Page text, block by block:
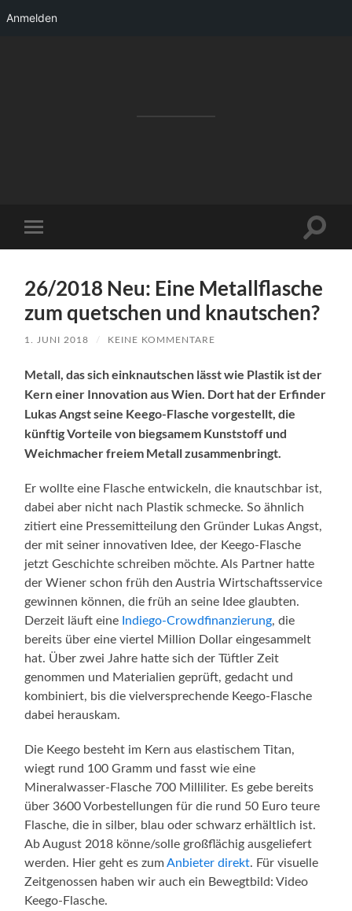
Anmelden
Menü
26/2018 Neu: Eine Metallflasche
zum quetschen und knautschen?
1. JUNI 2018 / KEINE KOMMENTARE
Metall, das sich einknautschen lässt wie Plastik ist der
Kern einer Innovation aus Wien. Dort hat der Erfinder
Lukas Angst seine Keego-Flasche vorgestellt, die
künftig Vorteile von biegsamem Kunststoff und
Weichmacher freiem Metall zusammenbringt.
Er wollte eine Flasche entwickeln, die knautschbar ist,
dabei aber nicht nach Plastik schmecke. So ähnlich
zitiert eine Pressemitteilung den Gründer Lukas Angst,
der mit seiner innovativen Idee, der Keego-Flasche
jetzt Geschichte schreiben möchte. Als Partner hatte
der Wiener schon früh den Austria Wirtschaftsservice
gewinnen können, die früh an seine Idee glaubten.
Derzeit läuft eine Indiego-Crowdfinanzierung, die
bereits über eine viertel Million Dollar eingesammelt
hat. Über zwei Jahre hatte sich der Tüftler Zeit
genommen und Materialien geprüft, gedacht und
kombiniert, bis die vielversprechende Keego-Flasche
dabei herauskam.
Die Keego besteht im Kern aus elastischem Titan,
wiegt rund 100 Gramm und fasst wie eine
Mineralwasser-Flasche 700 Milliliter. Es gebe bereits
über 3600 Vorbestellungen für die rund 50 Euro teure
Flasche, die in silber, blau oder schwarz erhältlich ist.
Ab August 2018 könne/solle großflächig ausgeliefert
werden. Hier geht es zumAnbieter direkt. Für visuelle
Zeitgenossen haben wir auch ein Bewegtbild: Video
Keego-Flasche.